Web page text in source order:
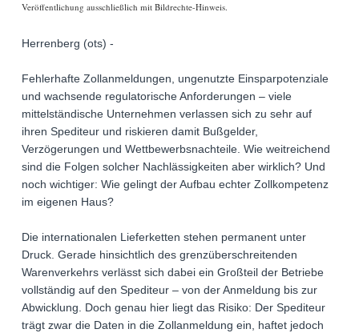
Veröffentlichung ausschließlich mit Bildrechte-Hinweis.
Herrenberg (ots) -
Fehlerhafte Zollanmeldungen, ungenutzte Einsparpotenziale
und wachsende regulatorische Anforderungen – viele
mittelständische Unternehmen verlassen sich zu sehr auf
ihren Spediteur und riskieren damit Bußgelder,
Verzögerungen und Wettbewerbsnachteile. Wie weitreichend
sind die Folgen solcher Nachlässigkeiten aber wirklich? Und
noch wichtiger: Wie gelingt der Aufbau echter Zollkompetenz
im eigenen Haus?
Die internationalen Lieferketten stehen permanent unter
Druck. Gerade hinsichtlich des grenzüberschreitenden
Warenverkehrs verlässt sich dabei ein Großteil der Betriebe
vollständig auf den Spediteur – von der Anmeldung bis zur
Abwicklung. Doch genau hier liegt das Risiko: Der Spediteur
trägt zwar die Daten in die Zollanmeldung ein, haftet jedoch